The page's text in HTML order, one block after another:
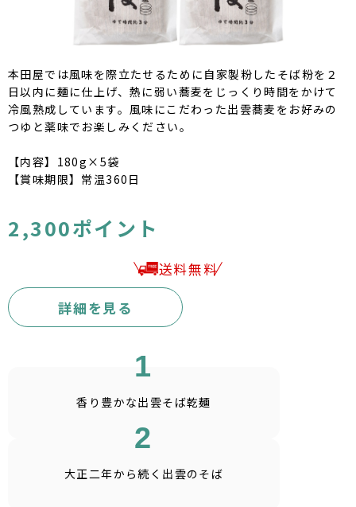
本田屋では風味を際立たせるために自家製粉したそば粉を２
日以内に麺に仕上げ、熱に弱い蕎麦をじっくり時間をかけて
冷風熟成しています。風味にこだわった出雲蕎麦をお好みの
つゆと薬味でお楽しみください。
【内容】180g×5袋
【賞味期限】常温360日
2,300ポイント
送料無料
詳細を見る
1
香り豊かな出雲そば乾麺
2
大正二年から続く 出雲のそば